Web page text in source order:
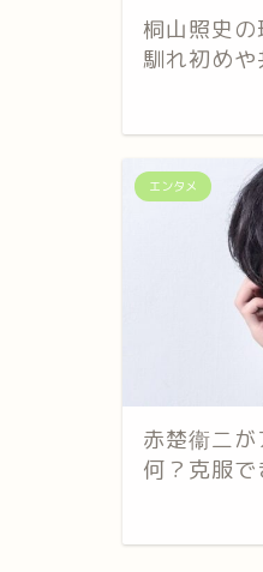
桐山照史の
馴れ初め
エンタメ
赤楚衞二
何？克服で